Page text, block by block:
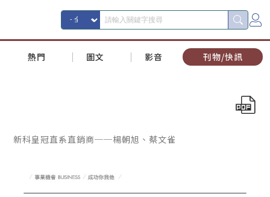
熱門 圖文 影音 刊物/快訊
新科皇冠直系直銷商──楊朝旭、蔡文雀